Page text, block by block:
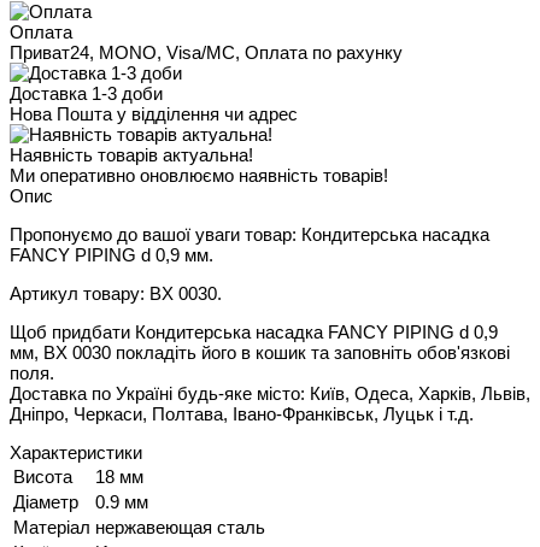
Оплата
Приват24, MONO, Visa/MC, Оплата по рахунку
Доставка 1-3 доби
Нова Пошта у відділення чи адрес
Наявність товарів актуальна!
Ми оперативно оновлюємо наявність товарів!
Опис
Пропонуємо до вашої уваги товар: Кондитерська насадка
FANCY PIPING d 0,9 мм.
Артикул товару: BX 0030.
Щоб придбати Кондитерська насадка FANCY PIPING d 0,9
мм, BX 0030 покладіть його в кошик та заповніть обов'язкові
поля.
Доставка по Україні будь-яке місто: Київ, Одеса, Харків, Львів,
Дніпро, Черкаси, Полтава, Івано-Франківськ, Луцьк і т.д.
Характеристики
Висота
18 мм
Діаметр
0.9 мм
Матеріал нержавеющая сталь